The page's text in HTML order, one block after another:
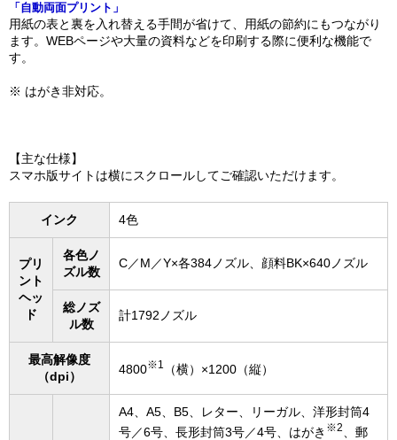
「自動両面プリント」
用紙の表と裏を入れ替える手間が省けて、用紙の節約にもつながり
ます。WEBページや大量の資料などを印刷する際に便利な機能で
す。
※ はがき非対応。
【主な仕様】
スマホ版サイトは横にスクロールしてご確認いただけます。
インク 4色
プリ
ント
ヘッ
ド
各色ノ
ズル数
C／M／Y×各384ノズル、顔料BK×640ノズル
総ノズ
ル数
計1792ノズル
最高解像度
（dpi）
4800※1 （横）×1200（縦）
A4、A5、B5、レター、リーガル、洋形封筒4
号／6号、長形封筒3号／4号、はがき ※2
、郵